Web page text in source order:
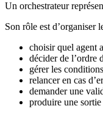
Un orchestrateur
Son rôle est d’organiser
choisir quel agent
décider de l’ordre
gérer les
relancer en cas
demander une
produire une